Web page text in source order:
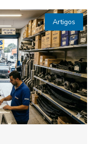
Artigos